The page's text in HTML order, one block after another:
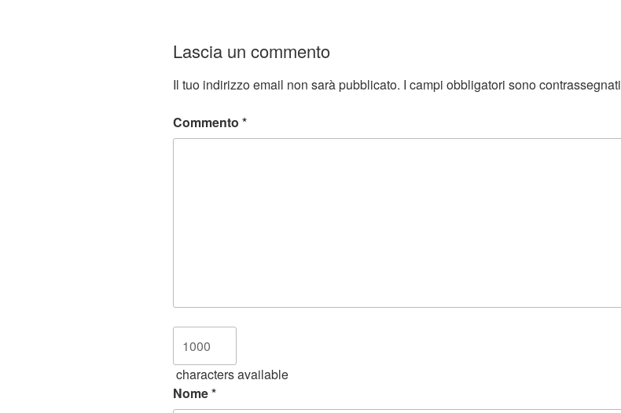
Lascia un commento
Il tuo indirizzo email non sarà pubblicato. I campi obbligatori sono contrassegnati
Commento *
characters available
Nome*